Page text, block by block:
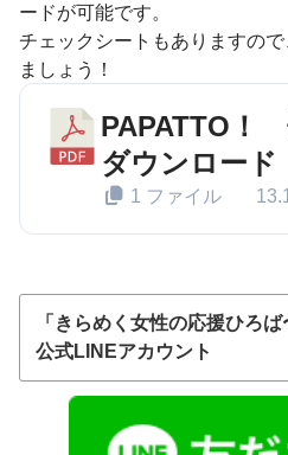
ードが可能です。
チェックシートもありますの
ましょう！
PAPATTO！
ダウンロード
1 ファイル
「きらめく女性の応援ひろ
公式LINEアカウント